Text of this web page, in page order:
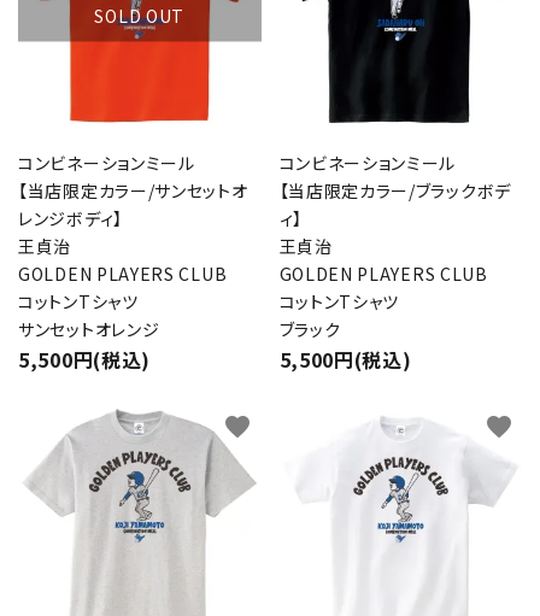
SOLD OUT
コンビネーションミール
【当店限定カラー/サンセットオ
レンジボディ】
王貞治
GOLDEN PLAYERS CLUB
コットンTシャツ
サンセットオレンジ
5,500円(税込)
コンビネーションミール
【当店限定カラー/ブラックボデ
ィ】
王貞治
GOLDEN PLAYERS CLUB
コットンTシャツ
ブラック
5,500円(税込)
favorite favorite